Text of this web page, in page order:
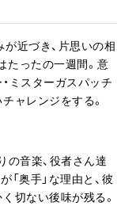
近づき、片思いの相
たったの一週間。意
ミスターガスパッチ
ャレンジをする。
の音楽、役者さん達
「奥手」な理由と、彼
切ない後味が残る。